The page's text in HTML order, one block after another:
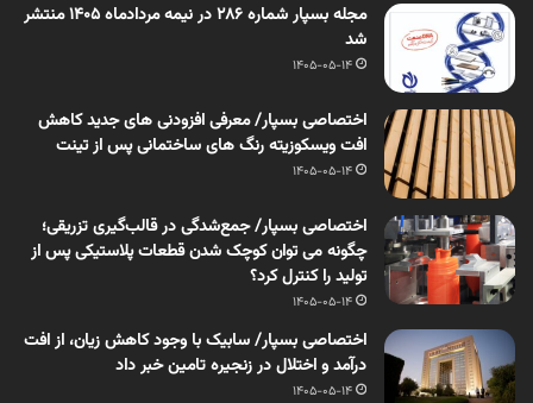
مجله بسپار شماره 286 در نیمه مردادماه 1405 منتشر
شد
1405-05-14
اختصاصی بسپار/ معرفی افزودنی های جدید کاهش
افت ویسکوزیته رنگ های ساختمانی پس از تینت
1405-05-14
اختصاصی بسپار/ جمع‌شدگی در قالب‌گیری تزریقی؛
چگونه می توان کوچک شدن قطعات پلاستیکی پس از
تولید را کنترل کرد؟
1405-05-14
اختصاصی بسپار/ سابیک با وجود کاهش زیان، از افت
درآمد و اختلال در زنجیره تامین خبر داد
1405-05-14